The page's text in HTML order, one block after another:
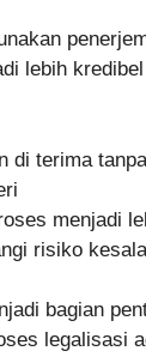
lebih
di terima
menjadi
risiko
bagian
legalisasi